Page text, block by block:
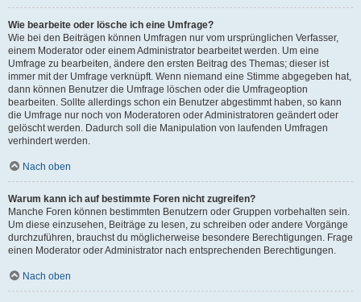
Wie bearbeite oder lösche ich eine Umfrage?
Wie bei den Beiträgen können Umfragen nur vom ursprünglichen Verfasser,
einem Moderator oder einem Administrator bearbeitet werden. Um eine
Umfrage zu bearbeiten, ändere den ersten Beitrag des Themas; dieser ist
immer mit der Umfrage verknüpft. Wenn niemand eine Stimme abgegeben hat,
dann können Benutzer die Umfrage löschen oder die Umfrageoption
bearbeiten. Sollte allerdings schon ein Benutzer abgestimmt haben, so kann
die Umfrage nur noch von Moderatoren oder Administratoren geändert oder
gelöscht werden. Dadurch soll die Manipulation von laufenden Umfragen
verhindert werden.
Nach oben
Warum kann ich auf bestimmte Foren nicht zugreifen?
Manche Foren können bestimmten Benutzern oder Gruppen vorbehalten sein.
Um diese einzusehen, Beiträge zu lesen, zu schreiben oder andere Vorgänge
durchzuführen, brauchst du möglicherweise besondere Berechtigungen. Frage
einen Moderator oder Administrator nach entsprechenden Berechtigungen.
Nach oben